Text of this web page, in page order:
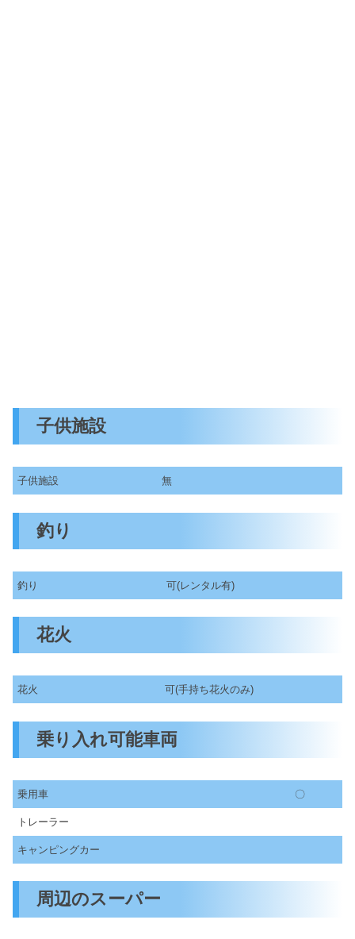
子供施設
子供施設 無
釣り
釣り 可(レンタル有)
花火
花火 可(手持ち花火のみ)
乗り入れ可能車両
乗用車 〇
トレーラー
キャンピングカー
周辺のスーパー